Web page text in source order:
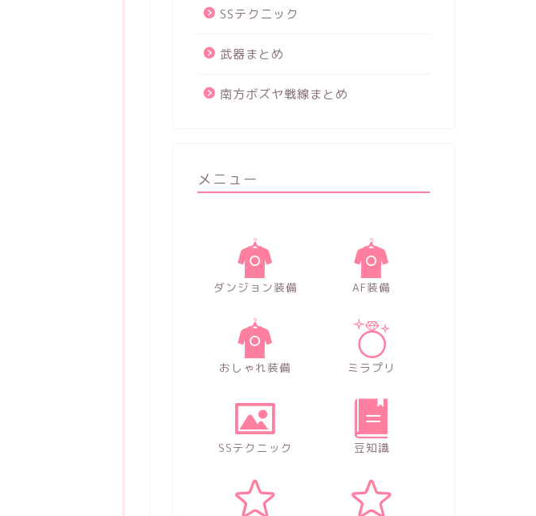
SSテクニック
武器まとめ
南方ボズヤ戦線まとめ
メニュー
ダンジョン装備 AF装備
おしゃれ装備 ミラプリ
SSテクニック 豆知識